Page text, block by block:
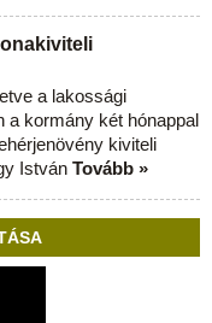
a lakossági
a kormány két hónappal
kiviteli
István Tovább »